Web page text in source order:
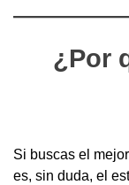
¿Por
Si buscas el
es, sin duda, el